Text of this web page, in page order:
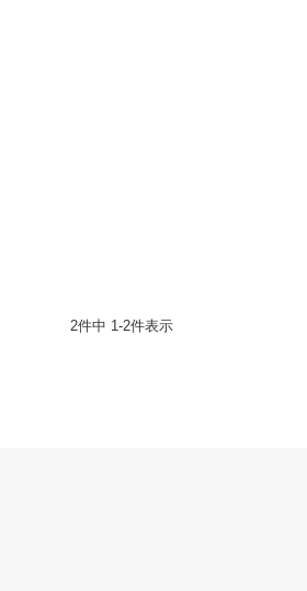
2件中 1 -2件表示